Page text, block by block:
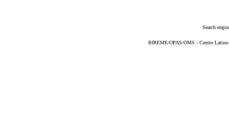
Search
BIREME/OPAS/OMS - Centro Latino-